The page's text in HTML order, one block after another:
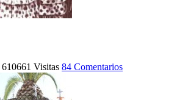
610661 Visitas 84 Comentarios